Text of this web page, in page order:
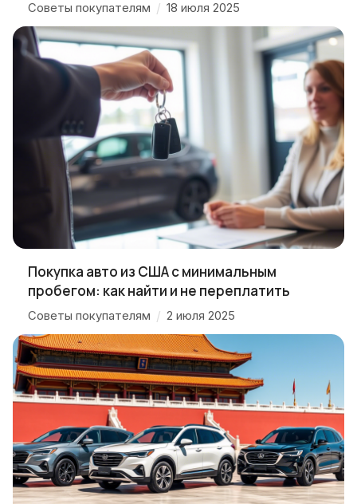
Советы покупателям / 18 июля 2025
Покупка авто из США с минимальным
пробегом: как найти и не переплатить
Советы покупателям / 2 июля 2025